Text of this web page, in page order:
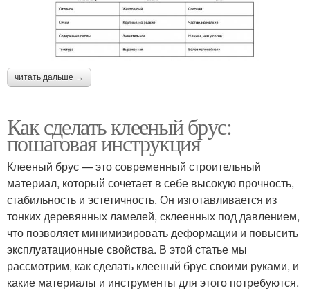
читать дальше →
Как сделать клееный брус:
пошаговая инструкция
Клееный брус — это современный строительный
материал, который сочетает в себе высокую прочность,
стабильность и эстетичность. Он изготавливается из
тонких деревянных ламелей, склеенных под давлением,
что позволяет минимизировать деформации и повысить
эксплуатационные свойства. В этой статье мы
рассмотрим, как сделать клееный брус своими руками, и
какие материалы и инструменты для этого потребуются.